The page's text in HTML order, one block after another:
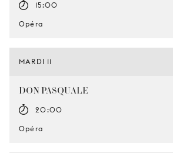
15:00
Opéra
MARDI 11
DON PASQUALE
20:00
Opéra